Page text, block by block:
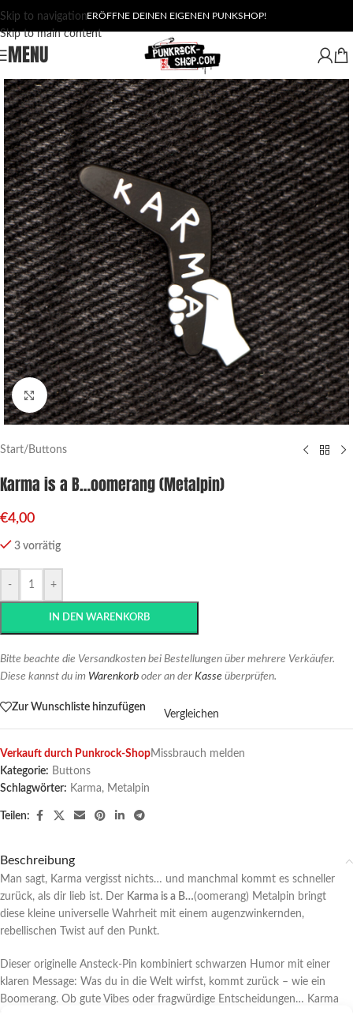
Skip to navigation
Skip to main content
ERÖFFNE DEINEN EIGENEN PUNKSHOP!
MENU
Click to enlarge
Start/ Buttons
Karma is a B…oomerang (Metalpin)
€4,00
3 vorrätig
- +
IN DEN WARENKORB
Bitte beachte die Versandkosten bei Bestellungen über mehrere Verkäufer.
Diese kannst du im Warenkorb oder an der Kasse überprüfen.
Zur Wunschliste hinzufügen
Vergleichen
Verkauft durch Punkrock-ShopMissbrauch melden
Kategorie: Buttons
Schlagwörter: Karma, Metalpin
Teilen:
Beschreibung
Man sagt, Karma vergisst nichts… und manchmal kommt es schneller
zurück, als dir lieb ist. Der Karma is a B…(oomerang) Metalpin bringt
diese kleine universelle Wahrheit mit einem augenzwinkernden,
rebellischen Twist auf den Punkt.
Dieser originelle Ansteck-Pin kombiniert schwarzen Humor mit einer
klaren Message: Was du in die Welt wirfst, kommt zurück – wie ein
Boomerang. Ob gute Vibes oder fragwürdige Entscheidungen… Karma